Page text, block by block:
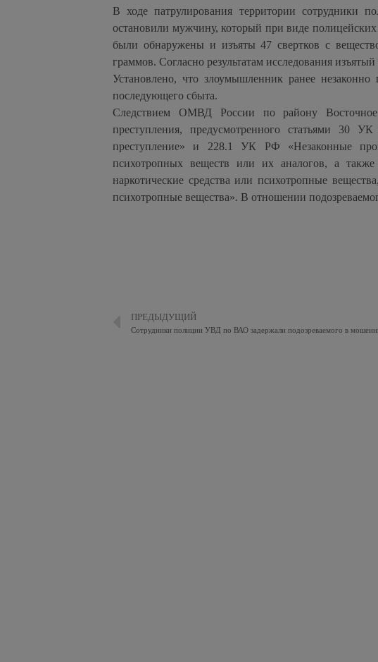
В ходе патрулирования территории сотрудники
остановили мужчину, который при виде
были обнаружены и изъяты 47 свертков с
граммов. Согласно результатам исследования
Установлено, что злоумышленник ранее
последующего сбыта.
Следствием ОМВД России по району
преступления, предусмотренного статьями 30
преступление» и 228.1 УК РФ «Незаконные
психотропных веществ или их аналогов, а
наркотические средства или психотропные
психотропные вещества». В отношении
ПРЕДЫДУЩИЙ